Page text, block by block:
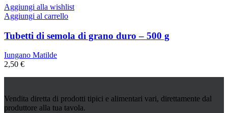
Aggiungi alla wishlist
Aggiungi al carrello
Tubetti di semola di grano duro – 500 g
Iungano Matilde
2,50 €
Vendita diretta di prodotti tipici e alimentari vari, direttamente dal
produttore alla tua tavola.